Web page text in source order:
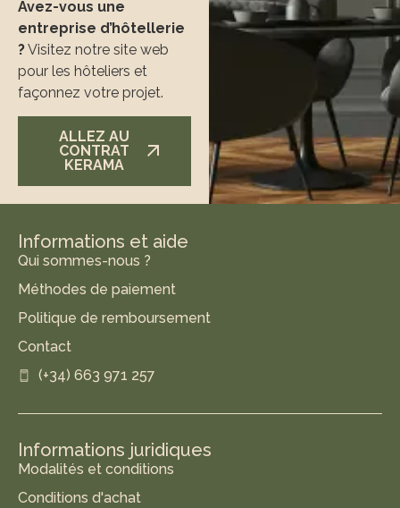
Avez-vous une
entreprise d’hôtellerie
?Visitez notre site web
pour les hôteliers et
façonnez votre projet.
ALLEZ AU
CONTRAT
KERAMA
Informations et aide
Qui sommes-nous ?
Méthodes de paiement
Politique de remboursement
Contact
(+34) 663 971 257
Informations juridiques
Modalités et conditions
Conditions d'achat